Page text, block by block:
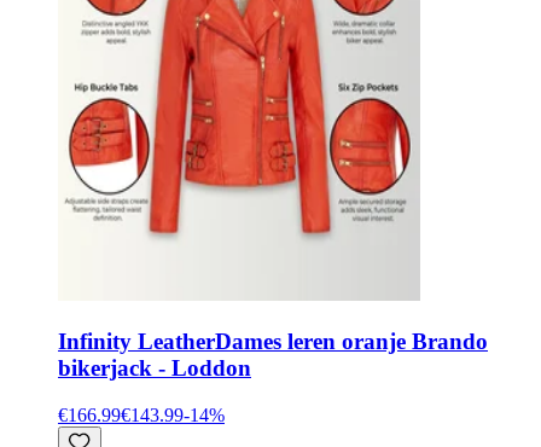
Infinity LeatherDames leren oranje Brando
bikerjack - Loddon
€166.99€143.99-14%